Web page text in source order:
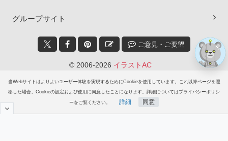
当Webサイトはよりよいユーザー体験を実現するためにCookieを使用しています。これ以降ページを遷
移した場合、Cookieの設定および使用に同意したことになります。詳細についてはプライバシーポリシ
ーをご覧ください。 詳細 同意
グループサイト
ご意見・ご要望
© 2006-2026 イラストAC